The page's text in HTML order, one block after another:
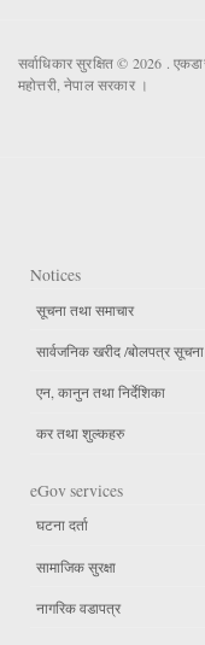
सर्वाधिकार सुरक्षित © 2026 .
महोत्तरी, नेपाल सरकार ।
Notices
सूचना तथा समाचार
सार्वजनिक खरीद /बोलपत्र सूचना
एन, कानुन तथा निर्देशिका
कर तथा शुल्कहरु
eGov services
घटना दर्ता
सामाजिक सुरक्षा
नागरिक वडापत्र